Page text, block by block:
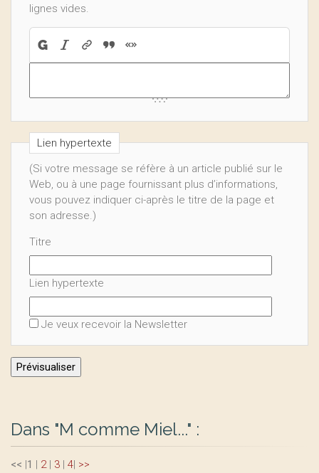
lignes vides.
Lien hypertexte
(Si votre message se réfère à un article publié sur le
Web, ou à une page fournissant plus d’informations,
vous pouvez indiquer ci-après le titre de la page et
son adresse.)
Titre
Lien hypertexte
Je veux recevoir la Newsletter
Dans "M comme Miel..." :
<< |1 | 2 | 3 | 4| >>